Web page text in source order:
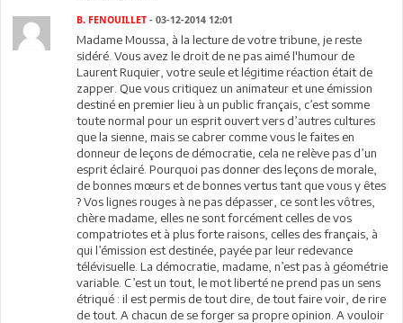
B. FENOUILLET - 03-12-2014 12:01
Madame Moussa, à la lecture de votre tribune, je reste
sidéré. Vous avez le droit de ne pas aimé l'humour de
Laurent Ruquier, votre seule et légitime réaction était de
zapper. Que vous critiquez un animateur et une émission
destiné en premier lieu à un public français, c’est somme
toute normal pour un esprit ouvert vers d’autres cultures
que la sienne, mais se cabrer comme vous le faites en
donneur de leçons de démocratie, cela ne relève pas d’un
esprit éclairé. Pourquoi pas donner des leçons de morale,
de bonnes mœurs et de bonnes vertus tant que vous y êtes
? Vos lignes rouges à ne pas dépasser, ce sont les vôtres,
chère madame, elles ne sont forcément celles de vos
compatriotes et à plus forte raisons, celles des français, à
qui l’émission est destinée, payée par leur redevance
télévisuelle. La démocratie, madame, n’est pas à géométrie
variable. C’est un tout, le mot liberté ne prend pas un sens
étriqué : il est permis de tout dire, de tout faire voir, de rire
de tout. A chacun de se forger sa propre opinion. A vouloir